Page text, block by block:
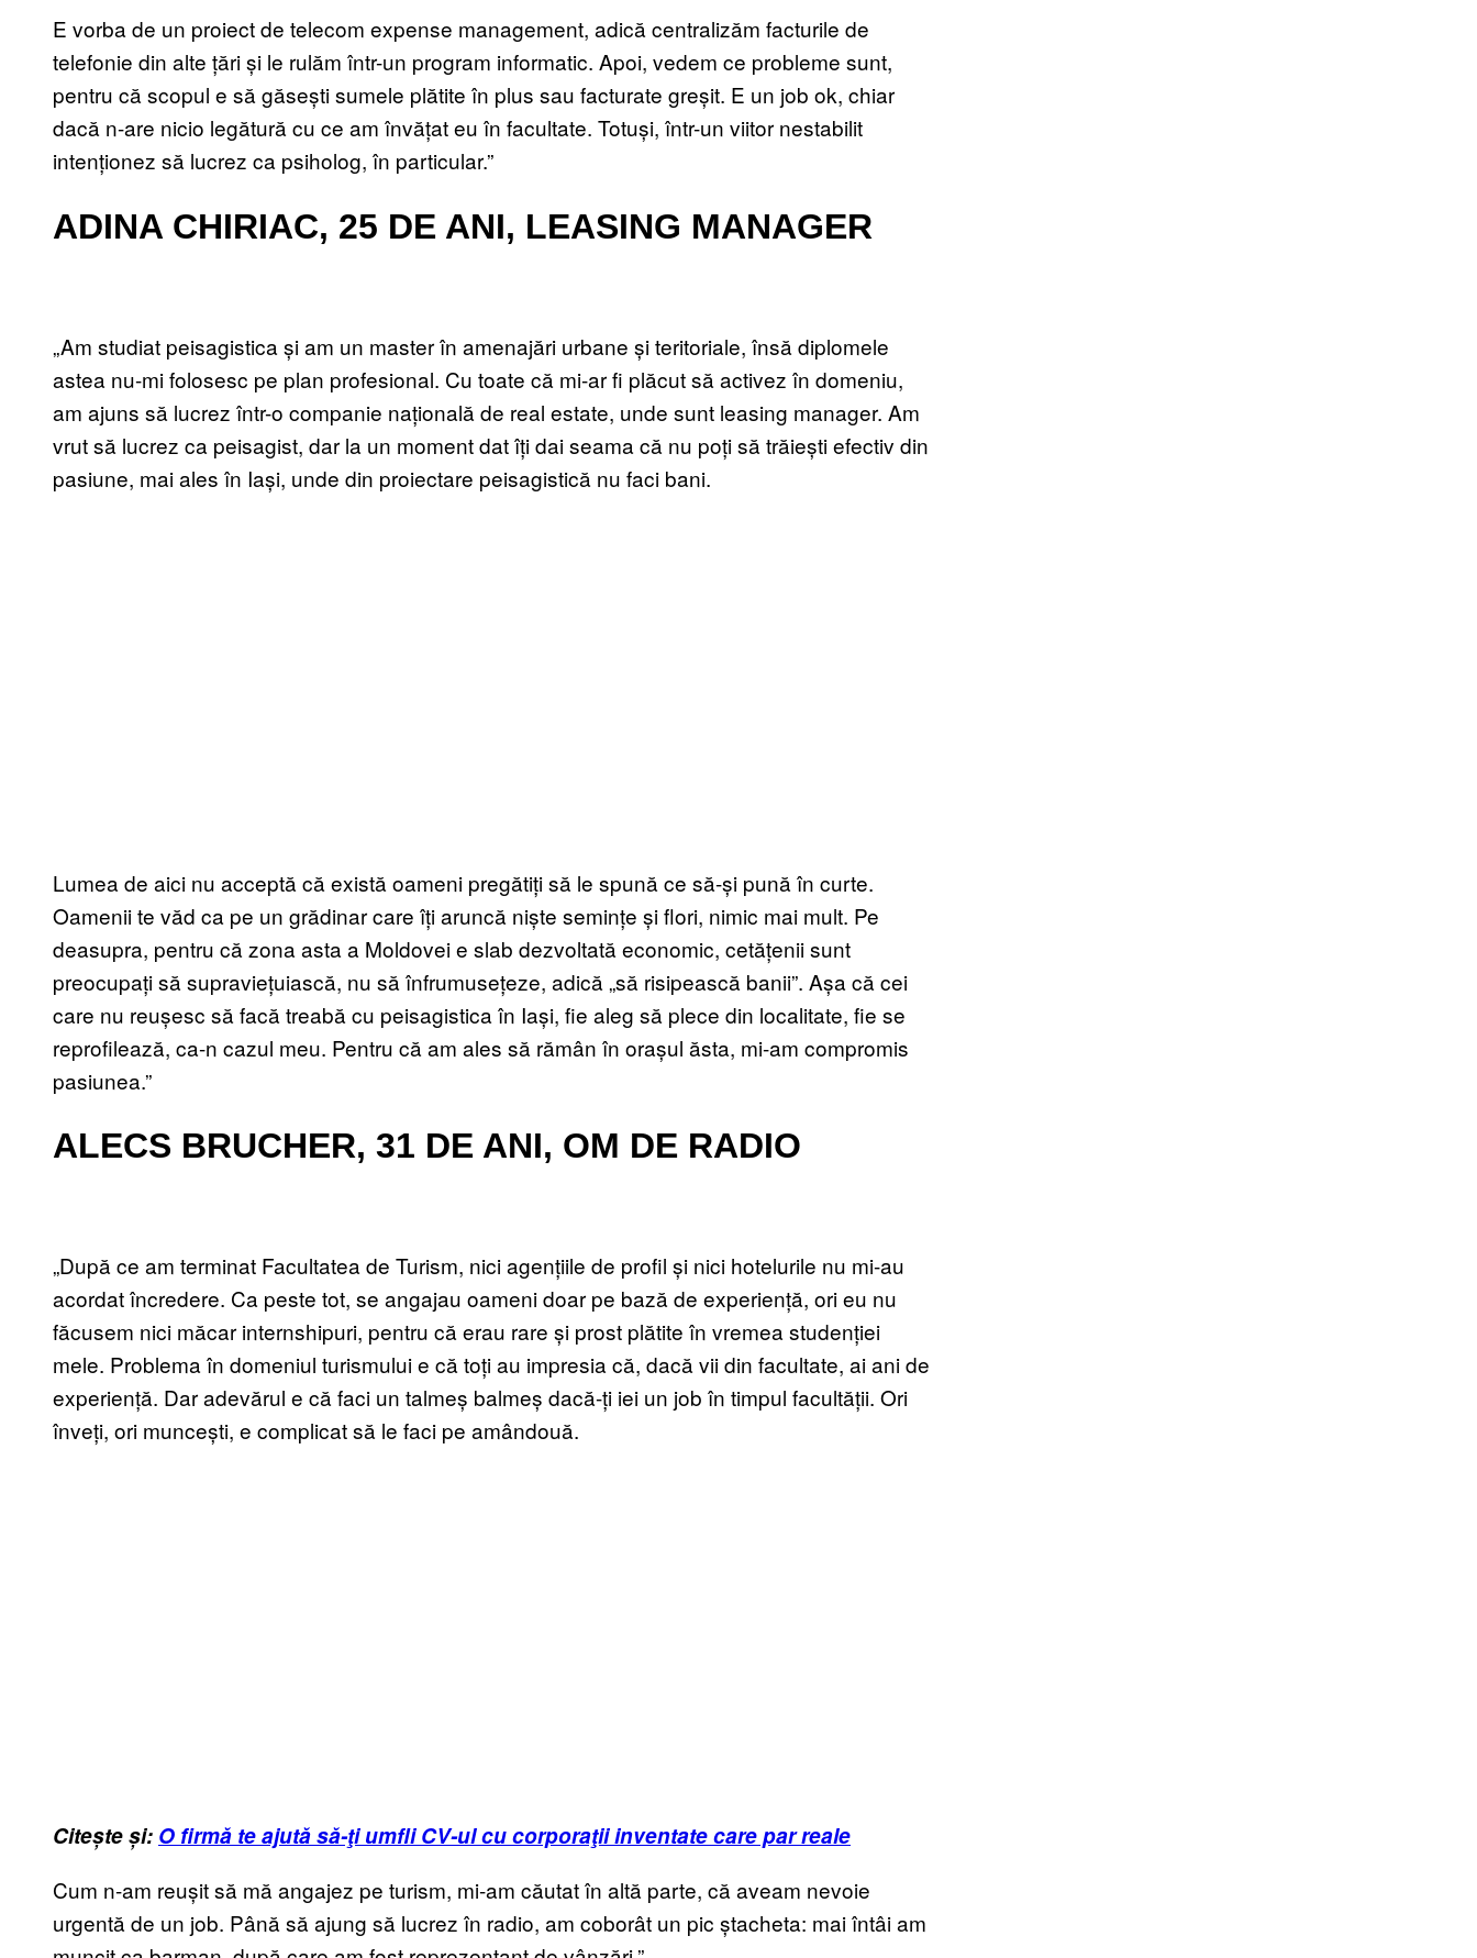
E vorba de un proiect de telecom expense management, adică centralizăm facturile de
telefonie din alte țări și le rulăm într-un program informatic. Apoi, vedem ce probleme sunt,
pentru că scopul e să găsești sumele plătite în plus sau facturate greșit. E un job ok, chiar
dacă n-are nicio legătură cu ce am învățat eu în facultate. Totuși, într-un viitor nestabilit
intenționez să lucrez ca psiholog, în particular.”
ADINA CHIRIAC, 25 DE ANI, LEASING MANAGER
„Am studiat peisagistica și am un master în amenajări urbane și teritoriale, însă diplomele
astea nu-mi folosesc pe plan profesional. Cu toate că mi-ar fi plăcut să activez în domeniu,
am ajuns să lucrez într-o companie națională de real estate, unde sunt leasing manager. Am
vrut să lucrez ca peisagist, dar la un moment dat îți dai seama că nu poți să trăiești efectiv din
pasiune, mai ales în Iași, unde din proiectare peisagistică nu faci bani.
Lumea de aici nu acceptă că există oameni pregătiți să le spună ce să-și pună în curte.
Oamenii te văd ca pe un grădinar care îți aruncă niște semințe și flori, nimic mai mult. Pe
deasupra, pentru că zona asta a Moldovei e slab dezvoltată economic, cetățenii sunt
preocupați să supraviețuiască, nu să înfrumusețeze, adică „să risipească banii”. Așa că cei
care nu reușesc să facă treabă cu peisagistica în Iași, fie aleg să plece din localitate, fie se
reprofilează, ca-n cazul meu. Pentru că am ales să rămân în orașul ăsta, mi-am compromis
pasiunea.”
ALECS BRUCHER, 31 DE ANI, OM DE RADIO
„După ce am terminat Facultatea de Turism, nici agențiile de profil și nici hotelurile nu mi-au
acordat încredere. Ca peste tot, se angajau oameni doar pe bază de experiență, ori eu nu
făcusem nici măcar internshipuri, pentru că erau rare și prost plătite în vremea studenției
mele. Problema în domeniul turismului e că toți au impresia că, dacă vii din facultate, ai ani de
experiență. Dar adevărul e că faci un talmeș balmeș dacă-ți iei un job în timpul facultății. Ori
înveți, ori muncești, e complicat să le faci pe amândouă.
Citește și: O firmă te ajută să-ţi umfli CV-ul cu corporaţii inventate care par reale
Cum n-am reușit să mă angajez pe turism, mi-am căutat în altă parte, că aveam nevoie
urgentă de un job. Până să ajung să lucrez în radio, am coborât un pic ștacheta: mai întâi am